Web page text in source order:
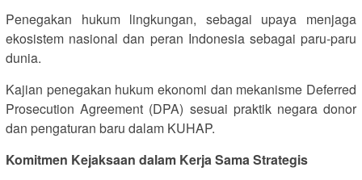
Penegakan hukum lingkungan, sebagai upaya menjaga
ekosistem nasional dan peran Indonesia sebagai paru-paru
dunia.
Kajian penegakan hukum ekonomi dan mekanisme Deferred
Prosecution Agreement (DPA) sesuai praktik negara donor
dan pengaturan baru dalam KUHAP.
Komitmen Kejaksaan dalam Kerja Sama Strategis